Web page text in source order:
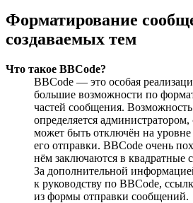
Форматирование
создаваемых тем
Что такое BBCode?
BBCode — это особая
большие возможности по
частей сообщения.
определяется
может быть отключён на
его отправки. BBCode очень
нём заключаются в квадратные
За дополнительной
к руководству по BBCode,
из формы отправки сообщений.